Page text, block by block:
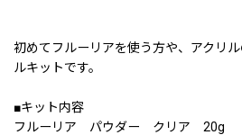
初めてフルーリアを使う方や、アクリ
ルキットです。
■キット内容
フルーリア パウダー クリア 20g